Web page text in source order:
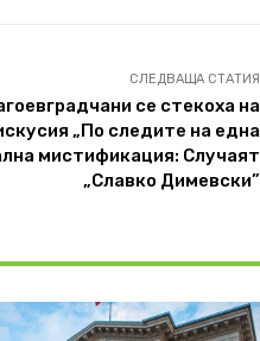
СЛЕДВАЩА СТАТИЯ
се стекоха на
„По следите на една
мистификация: Случаят
„Славко Димевски”